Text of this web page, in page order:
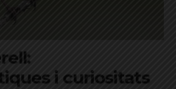
i curiositats